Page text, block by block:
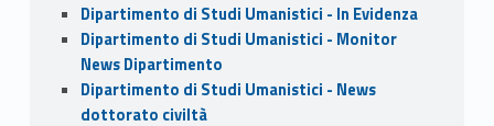
Dipartimento di Studi Umanistici - In Evidenza
Dipartimento di Studi Umanistici - Monitor
News Dipartimento
Dipartimento di Studi Umanistici - News
dottorato civiltà